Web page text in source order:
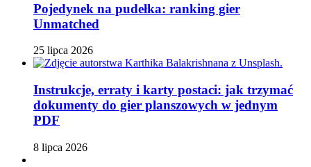
Pojedynek na pudełka: ranking gier
Unmatched
25 lipca 2026
Instrukcje, erraty i karty postaci: jak trzymać
dokumenty do gier planszowych w jednym
PDF
8 lipca 2026